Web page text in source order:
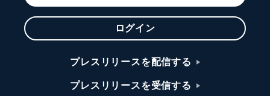
ログイン
プレスリリースを配信する
プレスリリースを受信する